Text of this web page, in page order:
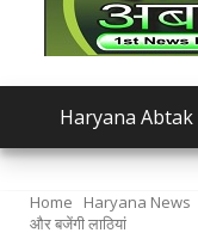
Haryana Abtak
Home Haryana News
और बजेंगी लाठियां